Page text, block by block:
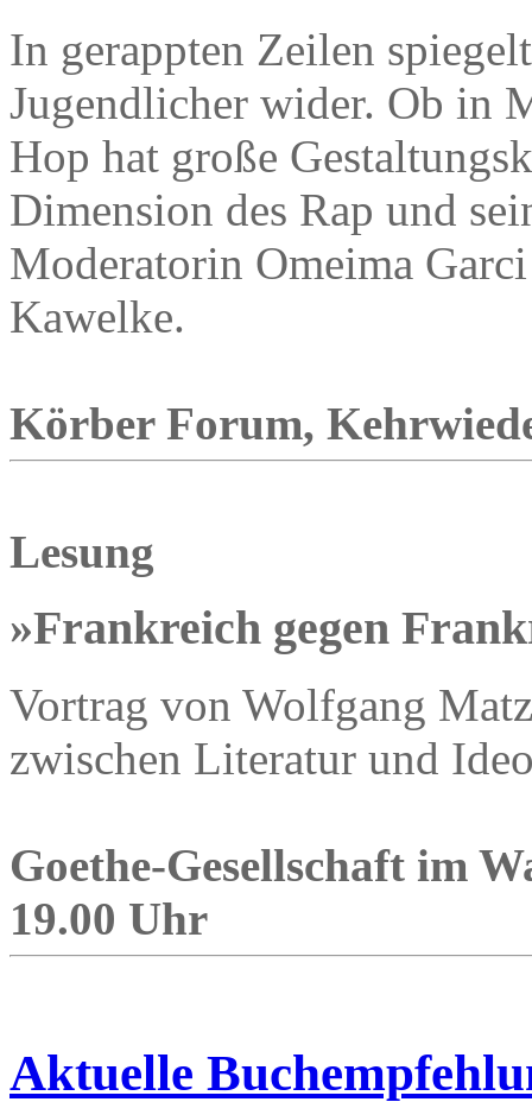
In gerappten Zeilen
Jugendlicher wider. Ob in
Hop hat große
Dimension des Rap und
Moderatorin Omeima
Kawelke.
Körber Forum,
Lesung
»Frankreich gegen
Vortrag von Wolfgang
zwischen Literatur und
Goethe-Gesellschaft im
19.00 Uhr
Aktuelle